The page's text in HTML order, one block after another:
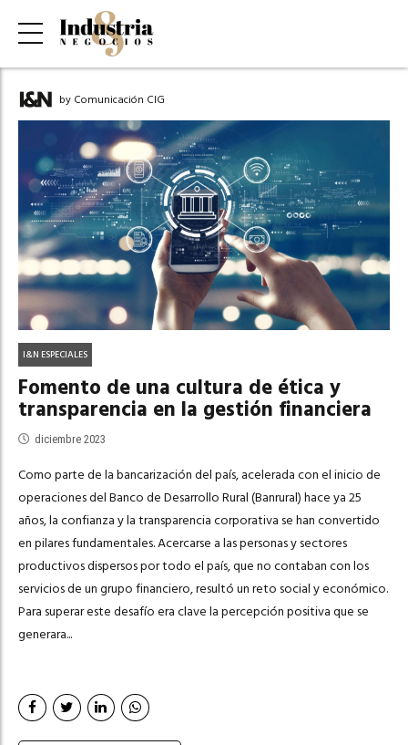
by Comunicación CIG
I&N ESPECIALES
Fomento de una cultura de ética y
transparencia en la gestión financiera
diciembre 2023
Como parte de la bancarización del país, acelerada con el inicio de
operaciones del Banco de Desarrollo Rural (Banrural) hace ya 25
años, la confianza y la transparencia corporativa se han convertido
en pilares fundamentales. Acercarse a las personas y sectores
productivos dispersos por todo el país, que no contaban con los
servicios de un grupo financiero, resultó un reto social y económico.
Para superar este desafío era clave la percepción positiva que se
generara...